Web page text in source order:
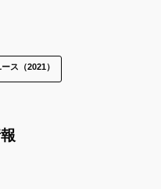
ス（2021）